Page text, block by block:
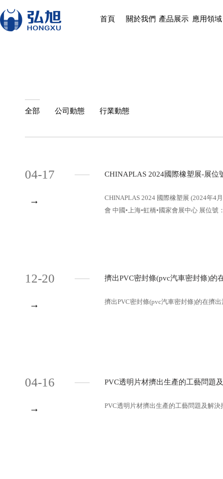
首頁 關於我們 產品展示 應用領域
全部 公司動態 行業動態
04-17
→
CHINAPLAS 2024國際橡塑展-展位
CHINAPLAS 2024 國際橡塑展 (2024年4
會 中國•上海•虹橋•國家會展中心 展位號
12-20
→
擠出PVC密封條(pvc汽車密封條)的
擠出PVC密封條(pvc汽車密封條)的在擠
04-16
→
PVC透明片材擠出生產的工藝問題
PVC透明片材擠出生產的工藝問題及解決